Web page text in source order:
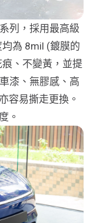
列，採用最高級
均為 8mil (鍍膜的
、不變黃，並提
漆、無膠感、高
容易撕走更換。
。